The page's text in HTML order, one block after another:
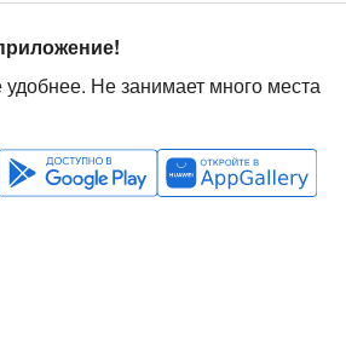
Не занимает много места